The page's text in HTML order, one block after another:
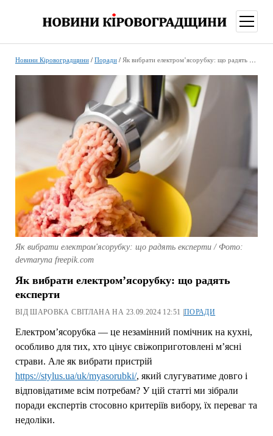
меню
Новини Кіровоградщини/ Поради/ Як вибрати електром’ясорубку: що радять експерти
Як вибрати електром'ясорубку: що радять експерти / Фото:
devmaryna freepik.com
Як вибрати електром’ясорубку: що радять
експерти
ВІД ШАРОВКА СВІТЛАНА НА 23.09.2024 12:51 |ПОРАДИ
Електром’ясорубка — це незамінний помічник на кухні,
особливо для тих, хто цінує свіжоприготовлені м’ясні
страви. Але як вибрати пристрій
https://stylus.ua/uk/myasorubki/, який слугуватиме довго і
відповідатиме всім потребам? У цій статті ми зібрали
поради експертів стосовно критеріїв вибору, їх переваг та
недоліки.